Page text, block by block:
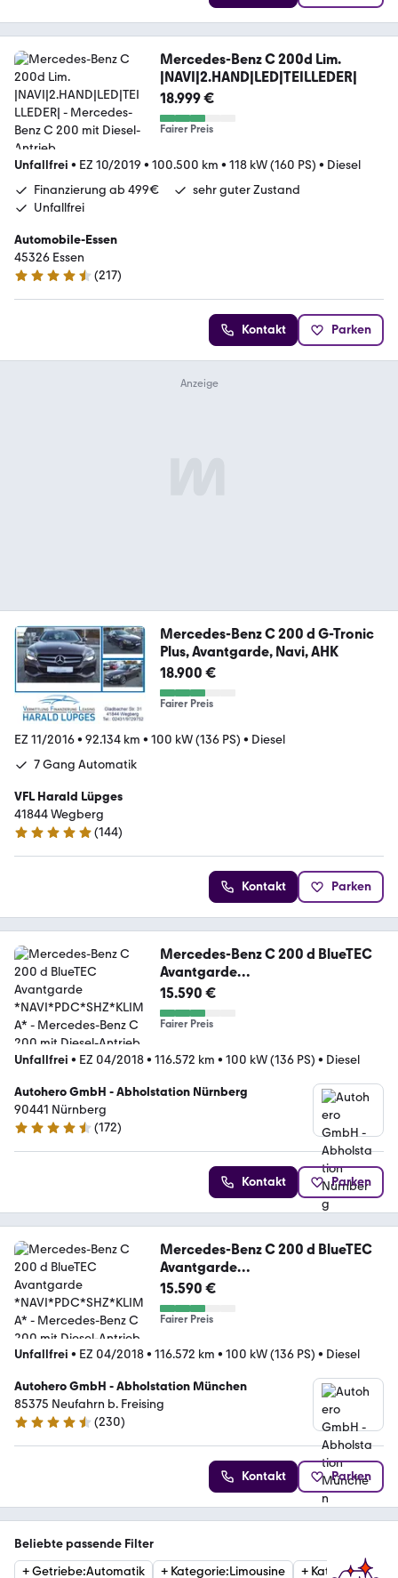
Mercedes-Benz C 200d Lim.
|NAVI|2.HAND|LED|TEILLEDER|
18.999 €
Fairer Preis
Unfallfrei • EZ 10/2019 • 100.500 km • 118 kW (160 PS) • Diesel
Finanzierung ab 499€
sehr guter Zustand
Unfallfrei
Automobile-Essen
45326 Essen
4.7 Sterne
(217)
Kontakt Parken
Mercedes-Benz C 200 d G-Tronic
Plus, Avantgarde, Navi, AHK
18.900 €
Fairer Preis
EZ 11/2016• 92.134 km • 100 kW (136 PS) • Diesel
7 Gang Automatik
VFL Harald Lüpges
41844 Wegberg
4.9 Sterne
(144)
Kontakt Parken
Mercedes-Benz C 200 d BlueTEC
Avantgarde
*NAVI*PDC*SHZ*KLIMA*
15.590 €
Fairer Preis
Unfallfrei • EZ 04/2018• 116.572 km • 100 kW (136 PS) • Diesel
Autohero GmbH - Abholstation Nürnberg
90441 Nürnberg
4.5 Sterne
(172)
Kontakt Parken
Mercedes-Benz C 200 d BlueTEC
Avantgarde
*NAVI*PDC*SHZ*KLIMA*
15.590 €
Fairer Preis
Unfallfrei • EZ 04/2018• 116.572 km • 100 kW (136 PS) • Diesel
Autohero GmbH - Abholstation München
85375 Neufahrn b. Freising
4.4 Sterne
(230)
Kontakt Parken
Beliebte passende Filter
+Getriebe:Automatik + Kategorie:Limousine + Kategorie: